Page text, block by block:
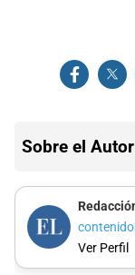
Sobre el Autor
Ver Perfil